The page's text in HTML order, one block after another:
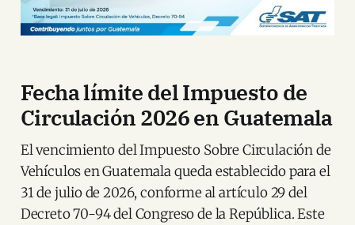
Fecha límite del Impuesto de
Circulación 2026 en Guatemala
El vencimiento del Impuesto Sobre Circulación de
Vehículos en Guatemala queda establecido para el
31 de julio de 2026, conforme al artículo 29 del
Decreto 70-94 del Congreso de la República. Este